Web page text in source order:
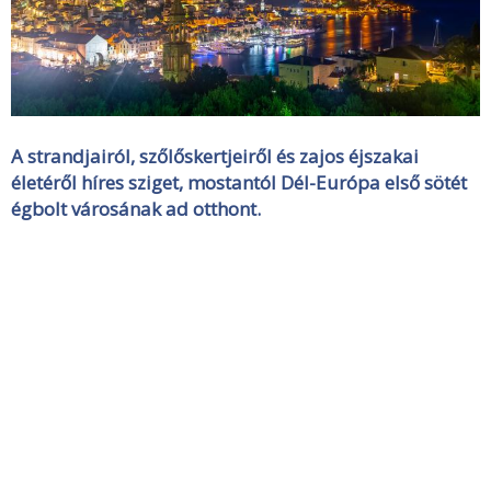
A strandjairól, szőlőskertjeiről és zajos éjszakai
életéről híres sziget, mostantól Dél-Európa első sötét
égbolt városának ad otthont.